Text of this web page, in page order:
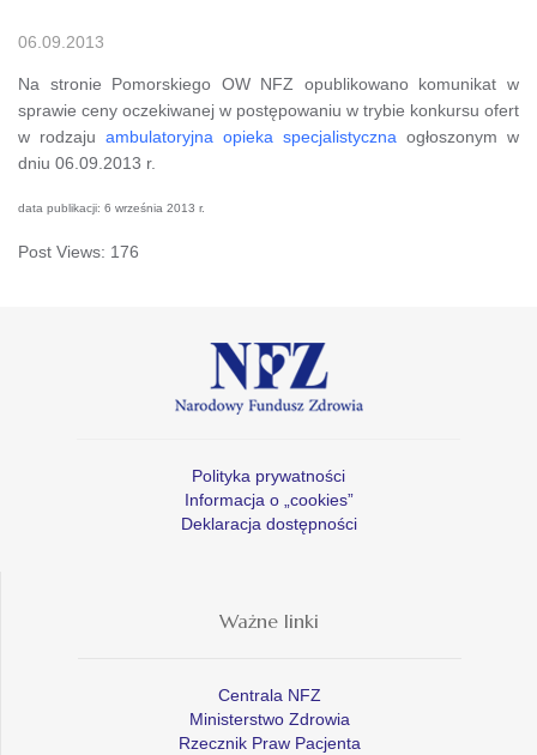
06.09.2013
Na stronie Pomorskiego OW NFZ opublikowano komunikat w
sprawie ceny oczekiwanej w postępowaniu w trybie konkursu ofert
w rodzaju ambulatoryjna opieka specjalistyczna ogłoszonym w
dniu 06.09.2013 r.
data publikacji: 6 września 2013 r.
Post Views: 176
Polityka prywatności
Informacja o „cookies”
Deklaracja dostępności
Ważne linki
Centrala NFZ
Ministerstwo Zdrowia
Rzecznik Praw Pacjenta